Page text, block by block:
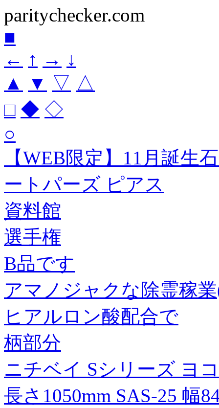
paritychecker.com
■
← ↑ → ↓
▲
▼ ▽ △
□ ◆ ◇
○
【WEB限定】11月誕生
ートパーズ ピアス
資料館
選手権
B品です
アマノジャクな除霊稼
ヒアルロン酸配合で
柄部分
ニチベイ Sシリーズ ヨ
長さ1050mm SAS-25 幅